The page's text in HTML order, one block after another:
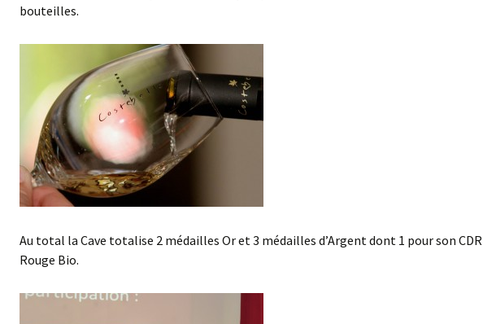
bouteilles.
Au total la Cave totalise 2 médailles Or et 3 médailles d’Argent dont 1 pour son CDR
Rouge Bio.